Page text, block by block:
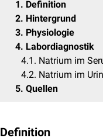
1
Definition
2 Hintergrund
3 Physiologie
4 Labordiagnostik
4.1
Natrium im
4.2 Natrium im Urin
5 Quellen
Definition